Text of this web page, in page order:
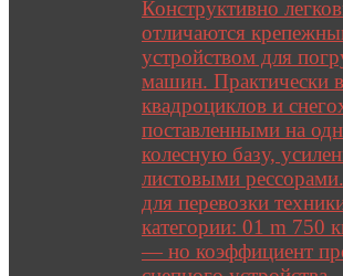
Конструктивно
отличаются
устройством для
машин. Практически
квадроциклов и
поставленными на
колесную базу,
листовыми
для перевозки
категории: 01 m 750
— но коэффициент